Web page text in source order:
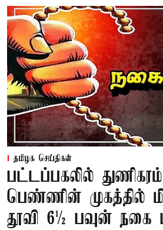
தமிழக செய்திகள்
பட்டப்பகலில்
பெண்ணின் முகத்தில்
தூவி 6½ பவுன் நகை